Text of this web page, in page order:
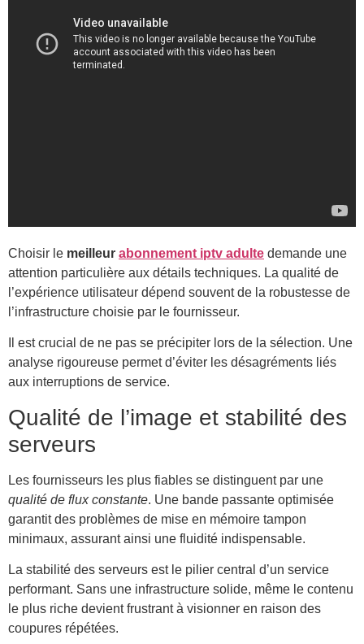
Choisir le meilleur abonnement iptv adulte demande une
attention particulière aux détails techniques. La qualité de
l’expérience utilisateur dépend souvent de la robustesse de
l’infrastructure choisie par le fournisseur.
Il est crucial de ne pas se précipiter lors de la sélection. Une
analyse rigoureuse permet d’éviter les désagréments liés
aux interruptions de service.
Qualité de l’image et stabilité des
serveurs
Les fournisseurs les plus fiables se distinguent par une
qualité de flux constante. Une bande passante optimisée
garantit des problèmes de mise en mémoire tampon
minimaux, assurant ainsi une fluidité indispensable.
La stabilité des serveurs est le pilier central d’un service
performant. Sans une infrastructure solide, même le contenu
le plus riche devient frustrant à visionner en raison des
coupures répétées.